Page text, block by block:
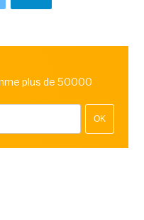
plus de 50000
OK